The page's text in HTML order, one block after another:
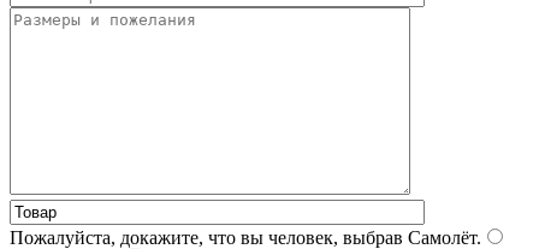
Пожалуйста, докажите, что вы человек, выбрав Самолёт.